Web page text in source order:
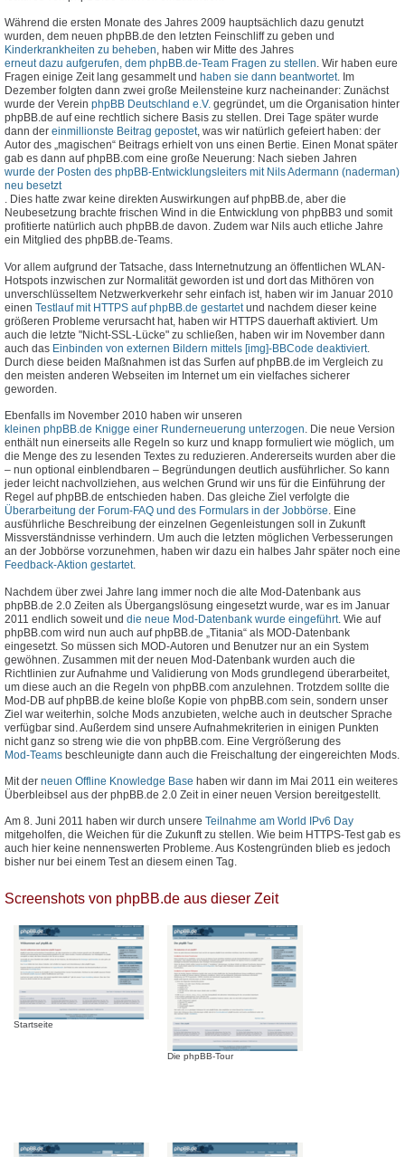
Während die ersten Monate des Jahres 2009 hauptsächlich dazu genutzt
wurden, dem neuen phpBB.de den letzten Feinschliff zu geben und
Kinderkrankheiten zu beheben, haben wir Mitte des Jahres
erneut dazu aufgerufen, dem phpBB.de-Team Fragen zu stellen. Wir haben eure
Fragen einige Zeit lang gesammelt und haben sie dann beantwortet. Im
Dezember folgten dann zwei große Meilensteine kurz nacheinander: Zunächst
wurde der Verein phpBB Deutschland e.V. gegründet, um die Organisation hinter
phpBB.de auf eine rechtlich sichere Basis zu stellen. Drei Tage später wurde
dann der einmillionste Beitrag gepostet, was wir natürlich gefeiert haben: der
Autor des „magischen“ Beitrags erhielt von uns einen Bertie. Einen Monat später
gab es dann auf phpBB.com eine große Neuerung: Nach sieben Jahren
wurde der Posten des phpBB-Entwicklungsleiters mit Nils Adermann (naderman)
neu besetzt
. Dies hatte zwar keine direkten Auswirkungen auf phpBB.de, aber die
Neubesetzung brachte frischen Wind in die Entwicklung von phpBB3 und somit
profitierte natürlich auch phpBB.de davon. Zudem war Nils auch etliche Jahre
ein Mitglied des phpBB.de-Teams.
Vor allem aufgrund der Tatsache, dass Internetnutzung an öffentlichen WLAN-
Hotspots inzwischen zur Normalität geworden ist und dort das Mithören von
unverschlüsseltem Netzwerkverkehr sehr einfach ist, haben wir im Januar 2010
einen Testlauf mit HTTPS auf phpBB.de gestartetund nachdem dieser keine
größeren Probleme verursacht hat, haben wir HTTPS dauerhaft aktiviert. Um
auch die letzte "Nicht-SSL-Lücke" zu schließen, haben wir im November dann
auch das Einbinden von externen Bildern mittels [img]-BBCode deaktiviert.
Durch diese beiden Maßnahmen ist das Surfen auf phpBB.de im Vergleich zu
den meisten anderen Webseiten im Internet um ein vielfaches sicherer
geworden.
Ebenfalls im November 2010 haben wir unseren
kleinen phpBB.de Knigge einer Runderneuerung unterzogen. Die neue Version
enthält nun einerseits alle Regeln so kurz und knapp formuliert wie möglich, um
die Menge des zu lesenden Textes zu reduzieren. Andererseits wurden aber die
– nun optional einblendbaren – Begründungen deutlich ausführlicher. So kann
jeder leicht nachvollziehen, aus welchen Grund wir uns für die Einführung der
Regel auf phpBB.de entschieden haben. Das gleiche Ziel verfolgte die
Überarbeitung der Forum-FAQ und des Formulars in der Jobbörse. Eine
ausführliche Beschreibung der einzelnen Gegenleistungen soll in Zukunft
Missverständnisse verhindern. Um auch die letzten möglichen Verbesserungen
an der Jobbörse vorzunehmen, haben wir dazu ein halbes Jahr später noch eine
Feedback-Aktion gestartet.
Nachdem über zwei Jahre lang immer noch die alte Mod-Datenbank aus
phpBB.de 2.0 Zeiten als Übergangslösung eingesetzt wurde, war es im Januar
2011 endlich soweit und die neue Mod-Datenbank wurde eingeführt. Wie auf
phpBB.com wird nun auch auf phpBB.de „Titania“ als MOD-Datenbank
eingesetzt. So müssen sich MOD-Autoren und Benutzer nur an ein System
gewöhnen. Zusammen mit der neuen Mod-Datenbank wurden auch die
Richtlinien zur Aufnahme und Validierung von Mods grundlegend überarbeitet,
um diese auch an die Regeln von phpBB.com anzulehnen. Trotzdem sollte die
Mod-DB auf phpBB.de keine bloße Kopie von phpBB.com sein, sondern unser
Ziel war weiterhin, solche Mods anzubieten, welche auch in deutscher Sprache
verfügbar sind. Außerdem sind unsere Aufnahmekriterien in einigen Punkten
nicht ganz so streng wie die von phpBB.com. Eine Vergrößerung des
Mod-Teams beschleunigte dann auch die Freischaltung der eingereichten Mods.
Mit der neuen Offline Knowledge Base haben wir dann im Mai 2011 ein weiteres
Überbleibsel aus der phpBB.de 2.0 Zeit in einer neuen Version bereitgestellt.
Am 8. Juni 2011 haben wir durch unsere Teilnahme am World IPv6 Day
mitgeholfen, die Weichen für die Zukunft zu stellen. Wie beim HTTPS-Test gab es
auch hier keine nennenswerten Probleme. Aus Kostengründen blieb es jedoch
bisher nur bei einem Test an diesem einen Tag.
Screenshots von phpBB.de aus dieser Zeit
Startseite
Die phpBB-Tour